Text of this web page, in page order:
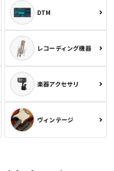
DTM
レコーディング機器
楽器アクセサリ
ヴィンテージ